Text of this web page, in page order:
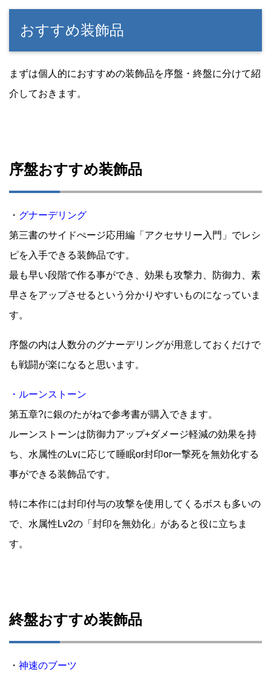
おすすめ装飾品
まずは個人的におすすめの装飾品を序盤・終盤に分けて紹
介しておきます。
序盤おすすめ装飾品
・ グナーデリング
第三書のサイドぺージ応用編「アクセサリー入門」でレシ
ピを入手できる装飾品です。
最も早い段階で作る事ができ、効果も攻撃力、防御力、素
早さをアップさせるという分かりやすいものになっていま
す。
序盤の内は人数分のグナーデリングが用意しておくだけで
も戦闘が楽になると思います。
・ルーンストーン
第五章?に銀のたがねで参考書が購入できます。
ルーンストーンは防御力アップ+ダメージ軽減の効果を持
ち、水属性のLvに応じて睡眠or封印or一撃死を無効化する
事ができる装飾品です。
特に本作には封印付与の攻撃を使用してくるボスも多いの
で、水属性Lv2の「封印を無効化」があると役に立ちま
す。
終盤おすすめ装飾品
・ 神速のブーツ